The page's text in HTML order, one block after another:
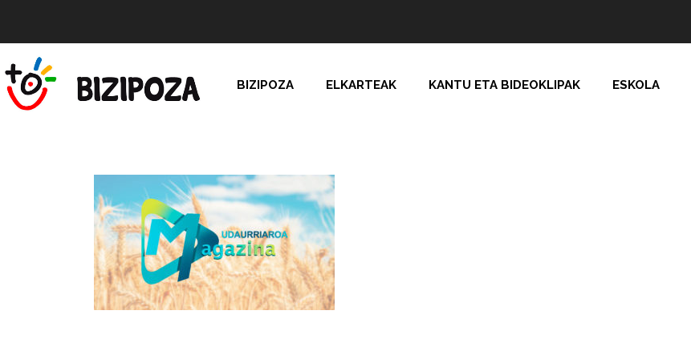
BIZIPOZA ELKARTEAK KANTU ETA BIDEOKLIPAK ESKOLA